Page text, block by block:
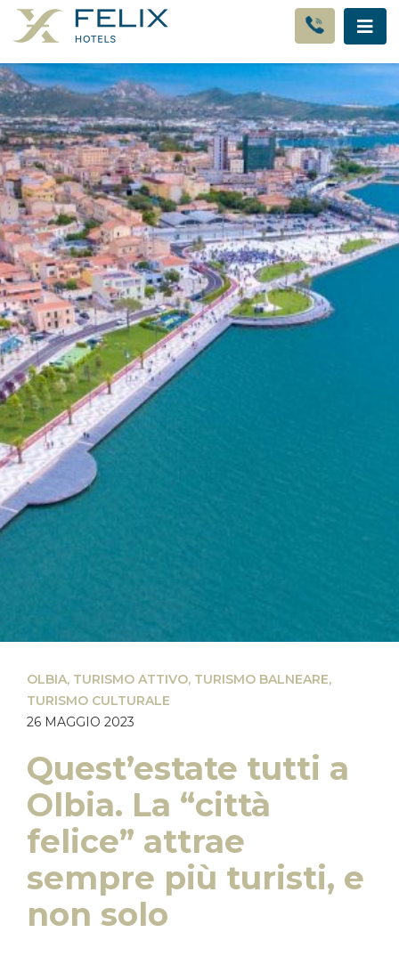
OLBIA, TURISMO ATTIVO, TURISMO BALNEARE,
TURISMO CULTURALE
26 MAGGIO 2023
Quest’estate tutti a
Olbia. La “città
felice” attrae
sempre più turisti, e
non solo